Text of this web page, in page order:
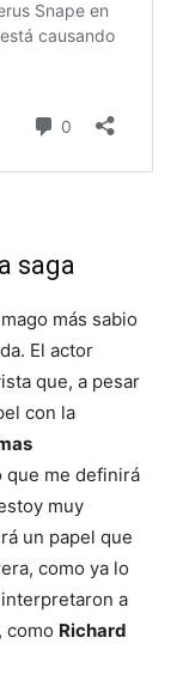
saga
más sabio
El actor
que, a pesar
con la
que me definirá
muy
un papel que
como ya lo
a
como Richard